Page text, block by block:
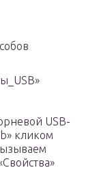
USB-
кликом